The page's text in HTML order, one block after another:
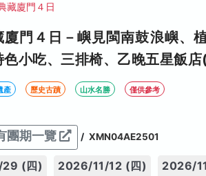
藏廈門４日
廈門４日－嶼見閩南鼓浪嶼、
色小吃、三排椅、乙晚五星飯
產 歷史古蹟 山水名勝 僅供參考
團期一覽 / XMN04AE2501
29 (四) 2026/11/12 (四) 2026/